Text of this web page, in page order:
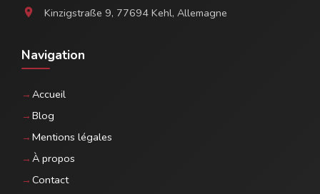
location_on Kinzigstraße 9, 77694 Kehl, Allemagne
Navigation
Accueil
Blog
Mentions légales
À propos
Contact